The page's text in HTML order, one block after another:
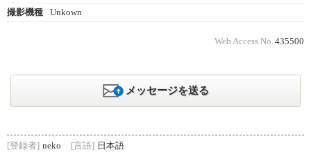
撮影機種
Unkown
Web Access No. 435500
メッセージを送る
[登録者] neko [言語] 日本語